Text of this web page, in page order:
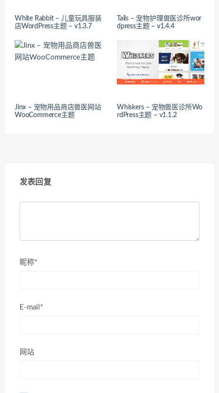
White Rabbit – 儿童玩具服装
店WordPress主题 – v1.3.7
Tails – 宠物护理兽医诊所wor
dpress主题 – v1.4.4
Jinx – 宠物用品商店兽医网站
WooCommerce主题
Whiskers – 宠物兽医诊所Wo
rdPress主题 – v1.1.2
发表回复
昵称*
E-mail*
网站